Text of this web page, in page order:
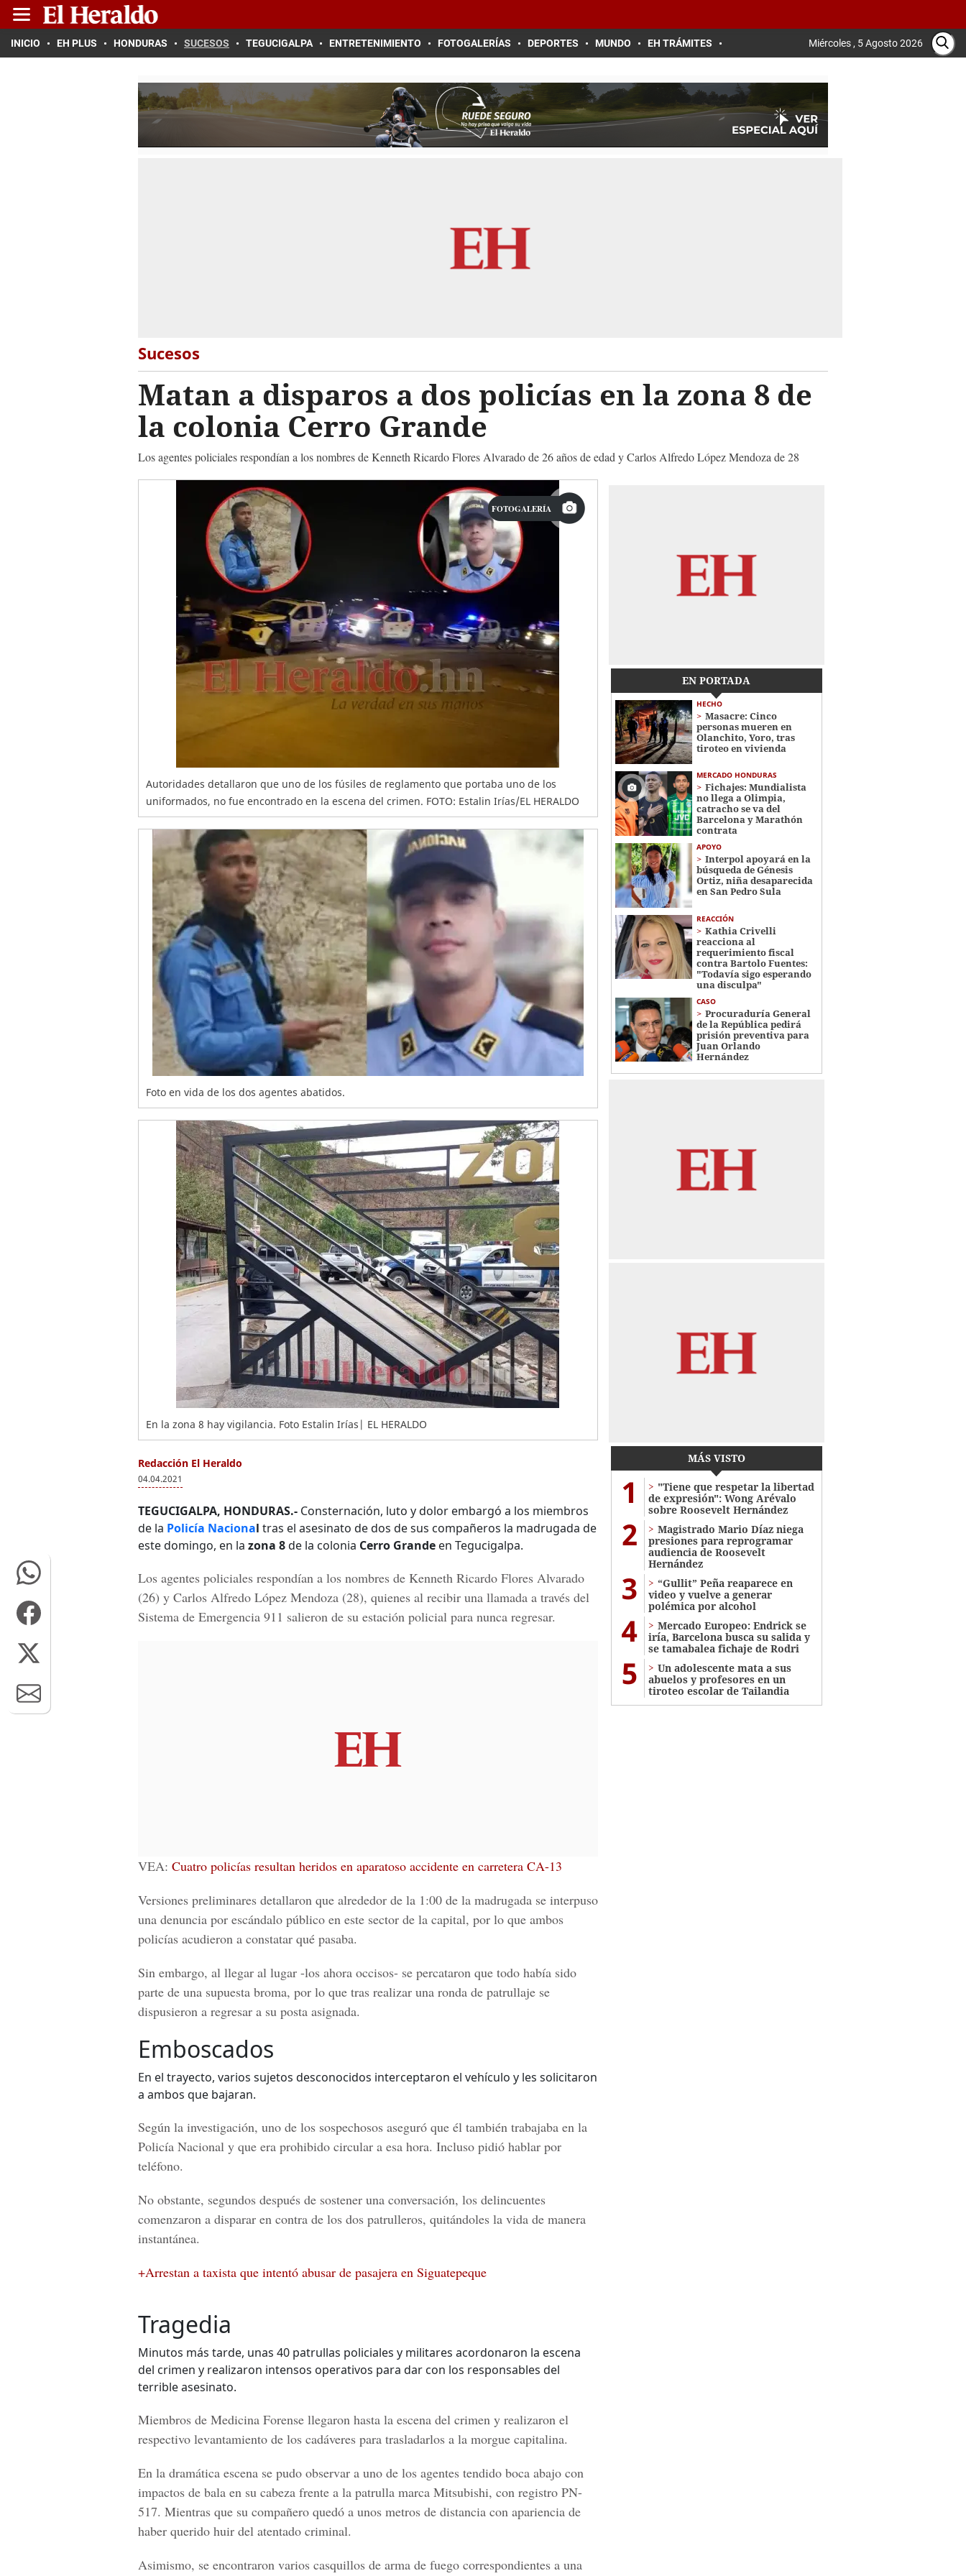
INICIO EH PLUS HONDURAS SUCESOS TEGUCIGALPA ENTRETENIMIENTO FOTOGALERÍAS DEPORTES MUNDO EH TRÁMITES Miércoles , 5 Agosto 2026
Sucesos
Matan a disparos a dos policías en la zona 8 de
la colonia Cerro Grande
Los agentes policiales respondían a los nombres de Kenneth Ricardo Flores Alvarado de 26 años de edad y Carlos Alfredo López Mendoza de 28
FOTOGALERÍA
Autoridades detallaron que uno de los fúsiles de reglamento que portaba uno de los
uniformados, no fue encontrado en la escena del crimen. FOTO: Estalin Irías/EL HERALDO
Foto en vida de los dos agentes abatidos.
En la zona 8 hay vigilancia. Foto Estalin Irías| EL HERALDO
Redacción El Heraldo
04.04.2021
TEGUCIGALPA, HONDURAS.- Consternación, luto y dolor embargó a los miembros
de la Policía Nacional tras el asesinato de dos de sus compañeros la madrugada de
este domingo, en la zona 8de la colonia Cerro Grande en Tegucigalpa.
Los agentes policiales respondían a los nombres de Kenneth Ricardo Flores Alvarado
(26) y Carlos Alfredo López Mendoza (28), quienes al recibir una llamada a través del
Sistema de Emergencia 911 salieron de su estación policial para nunca regresar.
VEA: Cuatro policías resultan heridos en aparatoso accidente en carretera CA-13
Versiones preliminares detallaron que alrededor de la 1:00 de la madrugada se interpuso
una denuncia por escándalo público en este sector de la capital, por lo que ambos
policías acudieron a constatar qué pasaba.
Sin embargo, al llegar al lugar -los ahora occisos- se percataron que todo había sido
parte de una supuesta broma, por lo que tras realizar una ronda de patrullaje se
dispusieron a regresar a su posta asignada.
Emboscados
En el trayecto, varios sujetos desconocidos interceptaron el vehículo y les solicitaron
a ambos que bajaran.
Según la investigación, uno de los sospechosos aseguró que él también trabajaba en la
Policía Nacional y que era prohibido circular a esa hora. Incluso pidió hablar por
teléfono.
No obstante, segundos después de sostener una conversación, los delincuentes
comenzaron a disparar en contra de los dos patrulleros, quitándoles la vida de manera
instantánea.
+Arrestan a taxista que intentó abusar de pasajera en Siguatepeque
Tragedia
Minutos más tarde, unas 40 patrullas policiales y militares acordonaron la escena
del crimen y realizaron intensos operativos para dar con los responsables del
terrible asesinato.
Miembros de Medicina Forense llegaron hasta la escena del crimen y realizaron el
respectivo levantamiento de los cadáveres para trasladarlos a la morgue capitalina.
En la dramática escena se pudo observar a uno de los agentes tendido boca abajo con
impactos de bala en su cabeza frente a la patrulla marca Mitsubishi, con registro PN-
517. Mientras que su compañero quedó a unos metros de distancia con apariencia de
haber querido huir del atentado criminal.
Asimismo, se encontraron varios casquillos de arma de fuego correspondientes a una
EN PORTADA
HECHO
Masacre: Cinco
personas mueren en
Olanchito, Yoro, tras
tiroteo en vivienda
MERCADO HONDURAS
Fichajes: Mundialista
no llega a Olimpia,
catracho se va del
Barcelona y Marathón
contrata
APOYO
Interpol apoyará en la
búsqueda de Génesis
Ortiz, niña desaparecida
en San Pedro Sula
REACCIÓN
Kathia Crivelli
reacciona al
requerimiento fiscal
contra Bartolo Fuentes:
"Todavía sigo esperando
una disculpa"
CASO
Procuraduría General
de la República pedirá
prisión preventiva para
Juan Orlando
Hernández
MÁS VISTO
1
"Tiene que respetar la libertad
de expresión": Wong Arévalo
sobre Roosevelt Hernández
2
Magistrado Mario Díaz niega
presiones para reprogramar
audiencia de Roosevelt
Hernández
3
“Gullit” Peña reaparece en
video y vuelve a generar
polémica por alcohol
4
Mercado Europeo: Endrick se
iría, Barcelona busca su salida y
se tamabalea fichaje de Rodri
5
Un adolescente mata a sus
abuelos y profesores en un
tiroteo escolar de Tailandia